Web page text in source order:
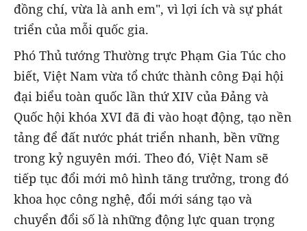
đồng chí, vừa là anh em", vì lợi ích và sự phát
triển của mỗi quốc gia.
Phó Thủ tướng Thường trực Phạm Gia Túc cho
biết, Việt Nam vừa tổ chức thành công Đại hội
đại biểu toàn quốc lần thứ XIV của Đảng và
Quốc hội khóa XVI đã đi vào hoạt động, tạo nền
tảng để đất nước phát triển nhanh, bền vững
trong kỷ nguyên mới. Theo đó, Việt Nam sẽ
tiếp tục đổi mới mô hình tăng trưởng, trong đó
khoa học công nghệ, đổi mới sáng tạo và
chuyển đổi số là những động lực quan trọng